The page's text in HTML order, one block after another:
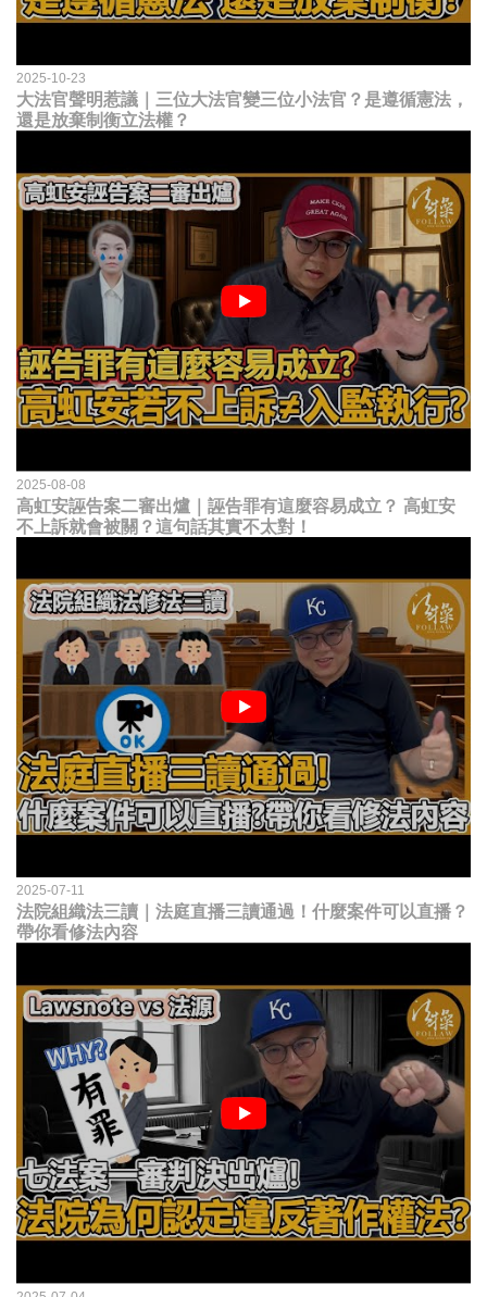
2025-10-23
大法官聲明惹議｜三位大法官變三位小法官？是遵循憲法，
還是放棄制衡立法權？
2025-08-08
高虹安誣告案二審出爐｜誣告罪有這麼容易成立？ 高虹安
不上訴就會被關？這句話其實不太對！
2025-07-11
法院組織法三讀｜法庭直播三讀通過！什麼案件可以直播？
帶你看修法內容